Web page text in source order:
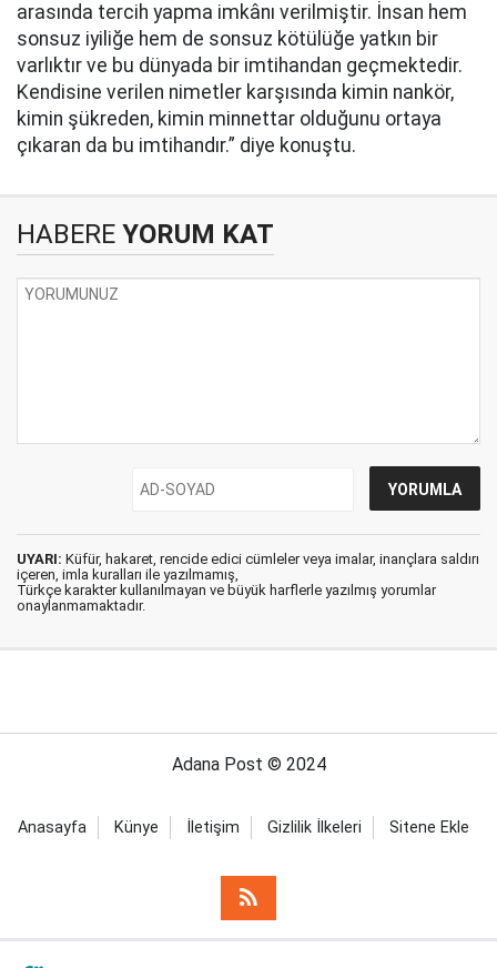
arasında tercih yapma imkânı verilmiştir. İnsan hem
sonsuz iyiliğe hem de sonsuz kötülüğe yatkın bir
varlıktır ve bu dünyada bir imtihandan geçmektedir.
Kendisine verilen nimetler karşısında kimin nankör,
kimin şükreden, kimin minnettar olduğunu ortaya
çıkaran da bu imtihandır.” diye konuştu.
HABERE YORUM KAT
UYARI: Küfür, hakaret, rencide edici cümleler veya imalar, inançlara saldırı
içeren, imla kuralları ile yazılmamış,
Türkçe karakter kullanılmayan ve büyük harflerle yazılmış yorumlar
onaylanmamaktadır.
Adana Post © 2024
Anasayfa Künye İletişim Gizlilik İlkeleri Sitene Ekle